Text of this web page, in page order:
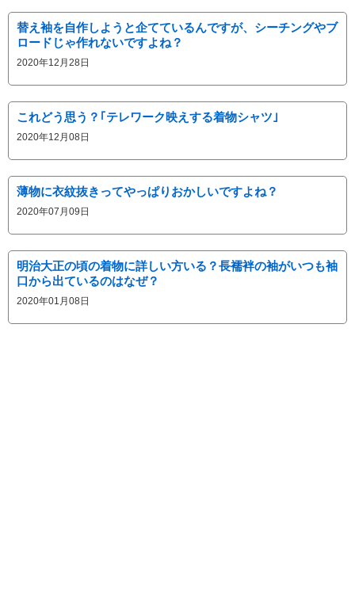
替え袖を自作しようと企てているんですが、シーチングやブ
ロードじゃ作れないですよね？
2020年12月28日
これどう思う？｢テレワーク映えする着物シャツ｣
2020年12月08日
薄物に衣紋抜きってやっぱりおかしいですよね？
2020年07月09日
明治大正の頃の着物に詳しい方いる？長襦袢の袖がいつも袖
口から出ているのはなぜ？
2020年01月08日